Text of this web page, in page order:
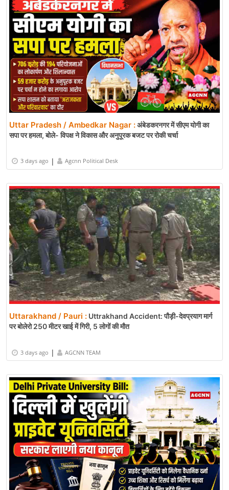
Uttar Pradesh / Ambedkar Nagar :अंबेडकरनगर में सीएम योगी का
सपा पर हमला, बोले- विपक्ष ने विकास और अनुपूरक बजट पर रोकी चर्चा
3 days ago | Agcnn Political Desk
Uttarakhand / Pauri : Uttrakhand Accident: पौड़ी-देवप्रयाग मार्ग
पर बोलेरो 250 मीटर खाई में गिरी, 5 लोगों की मौत
3 days ago | AGCNN TEAM